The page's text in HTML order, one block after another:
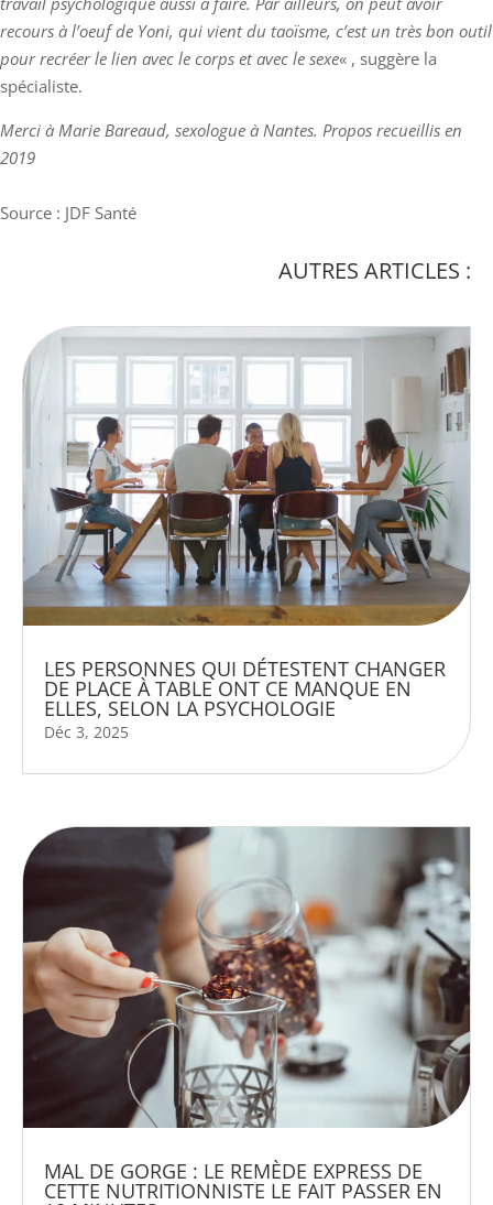
recours à l’oeuf de Yoni, qui vient du taoïsme, c’est un très bon outil
pour recréer le lien avec le corps et avec le sexe« , suggère la
spécialiste.
Merci à Marie Bareaud, sexologue à Nantes. Propos recueillis en
2019
Source : JDF Santé
AUTRES ARTICLES :
LES PERSONNES QUI DÉTESTENT CHANGER
DE PLACE À TABLE ONT CE MANQUE EN
ELLES, SELON LA PSYCHOLOGIE
Déc 3, 2025
MAL DE GORGE : LE REMÈDE EXPRESS DE
CETTE NUTRITIONNISTE LE FAIT PASSER EN